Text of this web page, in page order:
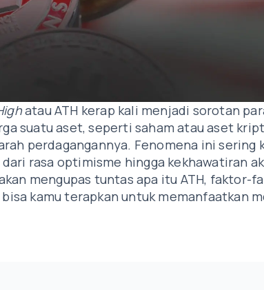
atau ATH kerap kali menjadi sorotan
suatu aset, seperti saham atau aset
perdagangannya. Fenomena ini sering
rasa optimisme hingga kekhawatiran
mengupas tuntas apa itu ATH, faktor-
kamu terapkan untuk memanfaatkan